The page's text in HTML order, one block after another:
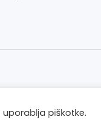
piškotke.